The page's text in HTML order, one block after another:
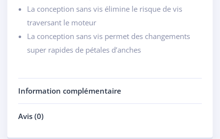
La conception sans vis élimine le risque de vis
traversant le moteur
La conception sans vis permet des changements
super rapides de pétales d’anches
Information complémentaire
Avis (0)